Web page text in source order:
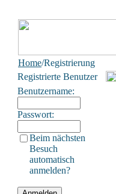
Home/Registrierung
Registrierte Benutzer
Benutzername:
Passwort:
Beim nächsten
Besuch
automatisch
anmelden?